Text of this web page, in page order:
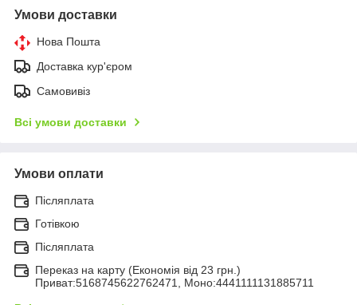
Умови доставки
Нова Пошта
Доставка кур'єром
Самовивіз
Всі умови доставки
Умови оплати
Післяплата
Готівкою
Післяплата
Переказ на карту (Економія від 23 грн.)
Приват:5168745622762471, Моно:4441111131885711